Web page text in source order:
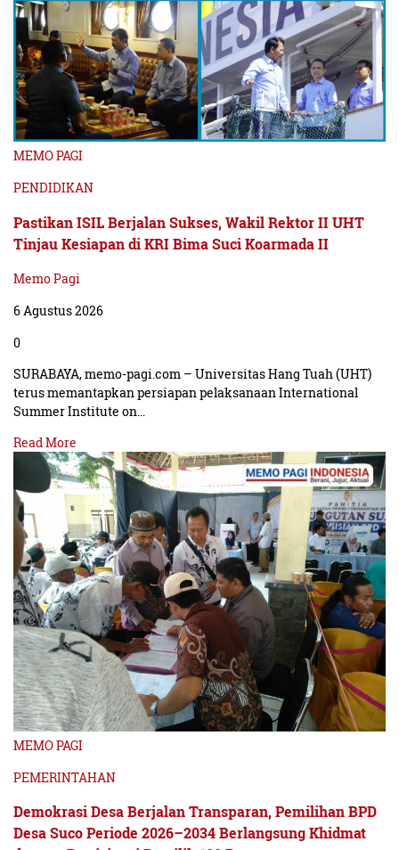
MEMO PAGI
PENDIDIKAN
Pastikan ISIL Berjalan Sukses, Wakil Rektor II UHT
Tinjau Kesiapan di KRI Bima Suci Koarmada II
Memo Pagi
6 Agustus 2026
0
SURABAYA, memo-pagi.com – Universitas Hang Tuah (UHT)
terus memantapkan persiapan pelaksanaan International
Summer Institute on…
Read More
MEMO PAGI
PEMERINTAHAN
Demokrasi Desa Berjalan Transparan, Pemilihan BPD
Desa Suco Periode 2026–2034 Berlangsung Khidmat